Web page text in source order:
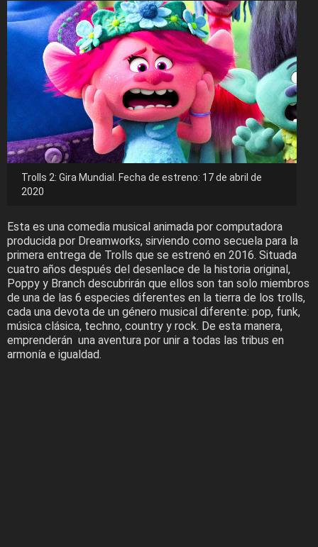
Trolls 2: Gira Mundial. Fecha de estreno: 17 de abril de
2020
Esta es una comedia musical animada por computadora
producida por Dreamworks, sirviendo como secuela para la
primera entrega de Trolls que se estrenó en 2016. Situada
cuatro años después del desenlace de la historia original,
Poppy y Branch descubrirán que ellos son tan solo miembros
de una de las 6 especies diferentes en la tierra de los trolls,
cada una devota de un género musical diferente: pop, funk,
música clásica, techno, country y rock. De esta manera,
emprenderán una aventura por unir a todas las tribus en
armonía e igualdad.